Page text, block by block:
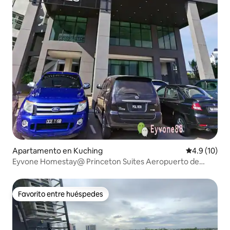
Apartamento en Kuching Calificación
4.9 (10)
Eyvone Homestay@ Princeton Suites Aeropuerto de
Favorito entre huéspedes
Favorito entre huéspedes